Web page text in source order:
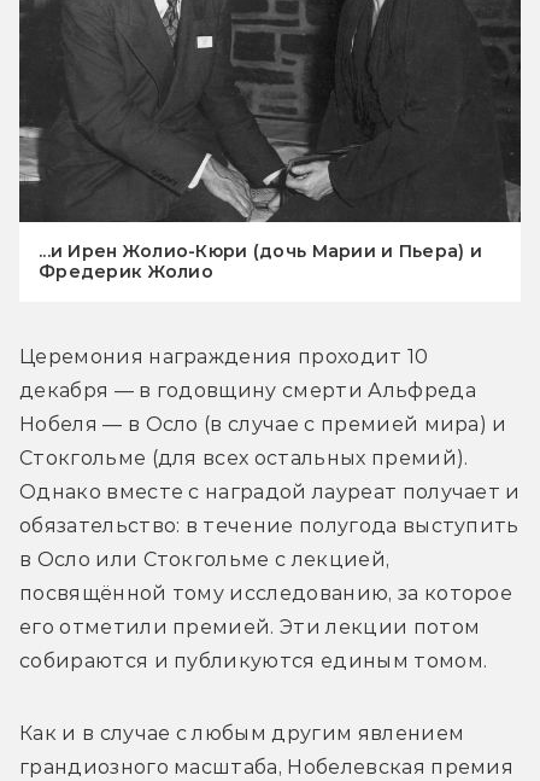
...и Ирен Жолио-Кюри (дочь Марии и Пьера) и
Фредерик Жолио
Церемония награждения проходит 10
декабря — в годовщину смерти Альфреда
Нобеля — в Осло (в случае с премией мира) и
Стокгольме (для всех остальных премий).
Однако вместе с наградой лауреат получает и
обязательство: в течение полугода выступить
в Осло или Стокгольме с лекцией,
посвящённой тому исследованию, за которое
его отметили премией. Эти лекции потом
собираются и публикуются единым томом.
Как и в случае с любым другим явлением
грандиозного масштаба, Нобелевская премия